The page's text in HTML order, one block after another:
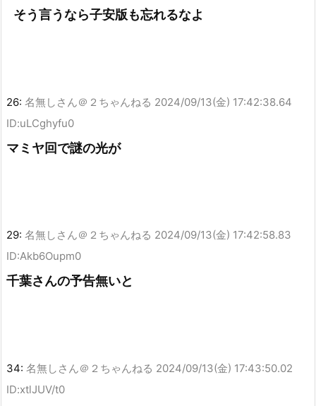
そう言うなら子安版も忘れるなよ
26: 名無しさん＠２ちゃんねる 2024/09/13(金) 17:42:38.64
ID:uLCghyfu0
マミヤ回で謎の光が
29: 名無しさん＠２ちゃんねる 2024/09/13(金) 17:42:58.83
ID:Akb6Oupm0
千葉さんの予告無いと
34: 名無しさん＠２ちゃんねる 2024/09/13(金) 17:43:50.02
ID:xtlJUV/t0